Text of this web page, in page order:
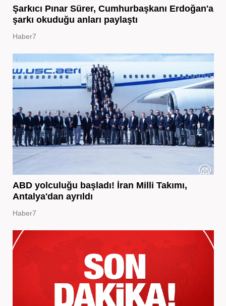
Şarkıcı Pınar Sürer, Cumhurbaşkanı Erdoğan'a
şarkı okuduğu anları paylaştı
Haber7
ABD yolculuğu başladı! İran Milli Takımı,
Antalya'dan ayrıldı
Haber7